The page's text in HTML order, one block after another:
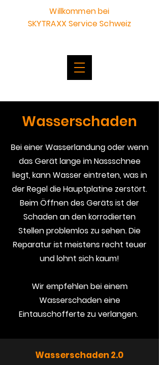
Willkommen bei
SKYTRAXX Service Schweiz
Wasserschaden
Bei einer Wasserlandung oder wenn
das Gerät lange im Nassschnee
liegt, kann Wasser eintreten, was in
der Regel die Hauptplatine zerstört.
Beim Öffnen des Geräts ist der
Schaden an den korrodierten
Stellen problemlos zu sehen. Die
Reparatur ist meistens recht teuer
und lohnt sich kaum!
Wir empfehlen bei einem
Wasserschaden eine
Eintauschofferte zu verlangen.
Wasserschaden 2.0